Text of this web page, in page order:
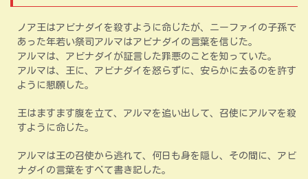
ノア王はアビナダイを殺すように命じたが、ニーファイの子孫で
あった年若い祭司アルマはアビナダイの言葉を信じた。
アルマは、アビナダイが証言した罪悪のことを知っていた。
アルマは、王に、アビナダイを怒らずに、安らかに去るのを許す
ように懇願した。
王はますます腹を立て、アルマを追い出して、召使にアルマを殺
すように命じた。
アルマは王の召使から逃れて、何日も身を隠し、その間に、アビ
ナダイの言葉をすべて書き記した。